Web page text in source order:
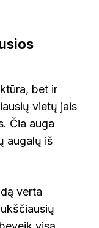
bet ir
vietų jais
Čia auga
augalų iš
verta